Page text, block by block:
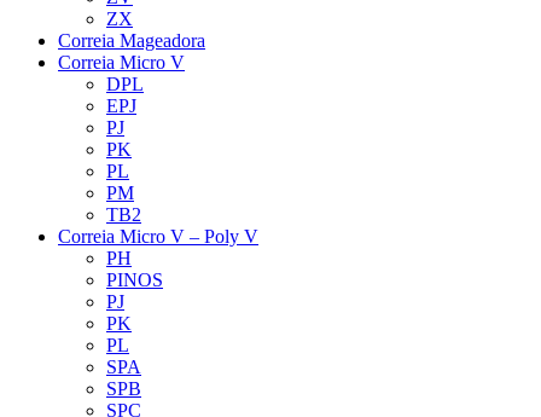
ZX
Correia Mageadora
Correia Micro V
DPL
EPJ
PJ
PK
PL
PM
TB2
Correia Micro V – Poly V
PH
PINOS
PJ
PK
PL
SPA
SPB
SPC